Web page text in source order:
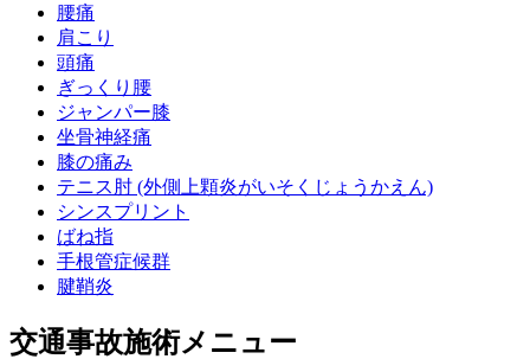
腰痛
肩こり
頭痛
ぎっくり腰
ジャンパー膝
坐骨神経痛
膝の痛み
テニス肘 (外側上顆炎がいそくじょうかえん)
シンスプリント
ばね指
手根管症候群
腱鞘炎
交通事故施術メニュー